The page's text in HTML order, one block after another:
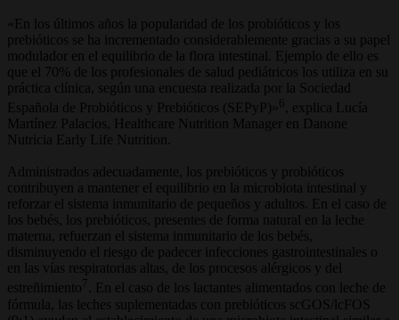
«En los últimos años la popularidad de los probióticos y los
prebióticos se ha incrementado considerablemente gracias a su papel
modulador en el equilibrio de la flora intestinal. Ejemplo de ello es
que el 70% de los profesionales de salud pediátricos los utiliza en su
práctica clínica, según una encuesta realizada por la Sociedad
Española de Probióticos y Prebióticos (SEPyP)»6
, explica Lucía
Martínez Palacios, Healthcare Nutrition Manager en Danone
Nutricia Early Life Nutrition.
Administrados adecuadamente, los prebióticos y probióticos
contribuyen a mantener el equilibrio en la microbiota intestinal y
reforzar el sistema inmunitario de pequeños y adultos. En el caso de
los bebés, los prebióticos, presentes de forma natural en la leche
materna, refuerzan el sistema inmunitario de los bebés,
disminuyendo el riesgo de padecer infecciones gastrointestinales o
en las vías respiratorias altas, de los procesos alérgicos y del
estreñimiento7
. En el caso de los lactantes alimentados con leche de
fórmula, las leches suplementadas con prebióticos scGOS/lcFOS